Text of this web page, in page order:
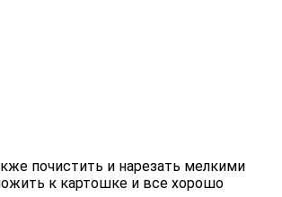
почистить и нарезать мелкими
к картошке и все хорошо